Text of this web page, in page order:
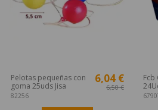
Pelotas pequeñas con
goma 25uds Jisa
82256
6,04 €
6,50 €
Fcb